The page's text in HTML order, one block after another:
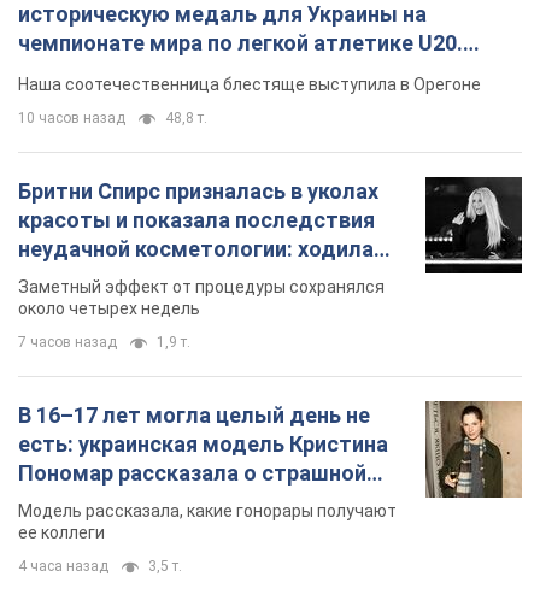
историческую медаль для Украины на
чемпионате мира по легкой атлетике U20.
Видео
Наша соотечественница блестяще выступила в Орегоне
10 часов назад 48,8 т.
Бритни Спирс призналась в уколах
красоты и показала последствия
неудачной косметологии: ходила
так почти месяц
Заметный эффект от процедуры сохранялся
около четырех недель
7 часов назад 1,9 т.
В 16–17 лет могла целый день не
есть: украинская модель Кристина
Пономар рассказала о страшной
стороне модельной карьеры
Модель рассказала, какие гонорары получают
ее коллеги
4 часа назад 3,5 т.